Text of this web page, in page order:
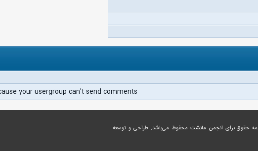
your usergroup can't send comments.
انجمن مانشت محفوظ می‌باشد. طراحی و توسعه